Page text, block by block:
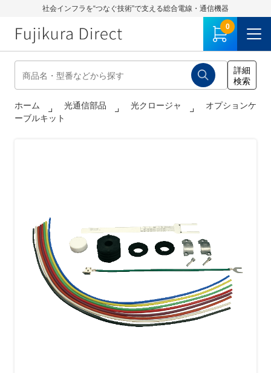
社会インフラを“つなぐ技術”で支える総合電線・通信機器
0
ホーム 光通信部品 光クロージャ
オプションケ
ーブルキット